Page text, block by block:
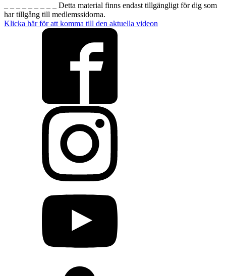
_ _ _ _ _ _ _ _ _ Detta material finns endast tillgängligt för dig som
har tillgång till medlemssidorna.
Klicka här för att komma till den aktuella videon